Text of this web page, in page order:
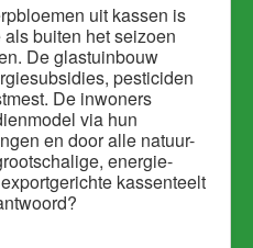
uit kassen is
buiten het seizoen
De glastuinbouw
pesticiden
De inwoners
via hun
en door alle natuur-
energie-
kassenteelt